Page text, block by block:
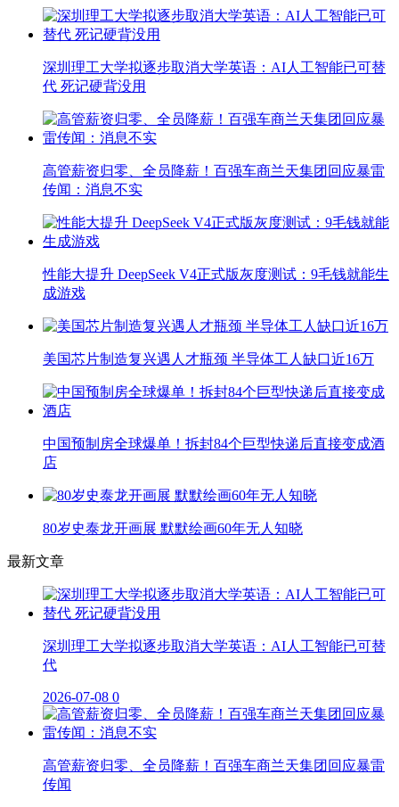
深圳理工大学拟逐步取消大学英语：AI人工智能已可替
代 死记硬背没用
高管薪资归零、全员降薪！百强车商兰天集团回应暴雷
传闻：消息不实
性能大提升 DeepSeek V4正式版灰度测试：9毛钱就能生
成游戏
美国芯片制造复兴遇人才瓶颈 半导体工人缺口近16万
中国预制房全球爆单！拆封84个巨型快递后直接变成酒
店
80岁史泰龙开画展 默默绘画60年无人知晓
最新文章
深圳理工大学拟逐步取消大学英语：AI人工智能已可替
代
2026-07-08 0
高管薪资归零、全员降薪！百强车商兰天集团回应暴雷
传闻